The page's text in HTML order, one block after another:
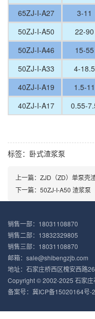
65ZJ-I-A27
3-11
50ZJ-I-A50
22-90
50ZJ-I-A46
15-55
50ZJ-I-A33
4-18.5
40ZJ-I-A19
1.5-11
40ZJ-I-A17
0.55-
标签： 卧式渣浆泵
上一篇：ZJD（ZD）单泵壳
下一篇：50ZJ-I-A50 渣浆泵
销售一部：18031108870
销售二部：13832329805
销售三部：18031108870
邮箱：sale@shibengzjb.com
地址：石家庄桥西区槐安西路
Copyright © 2002-2025 石家
备案号：冀ICP备15020164号-2